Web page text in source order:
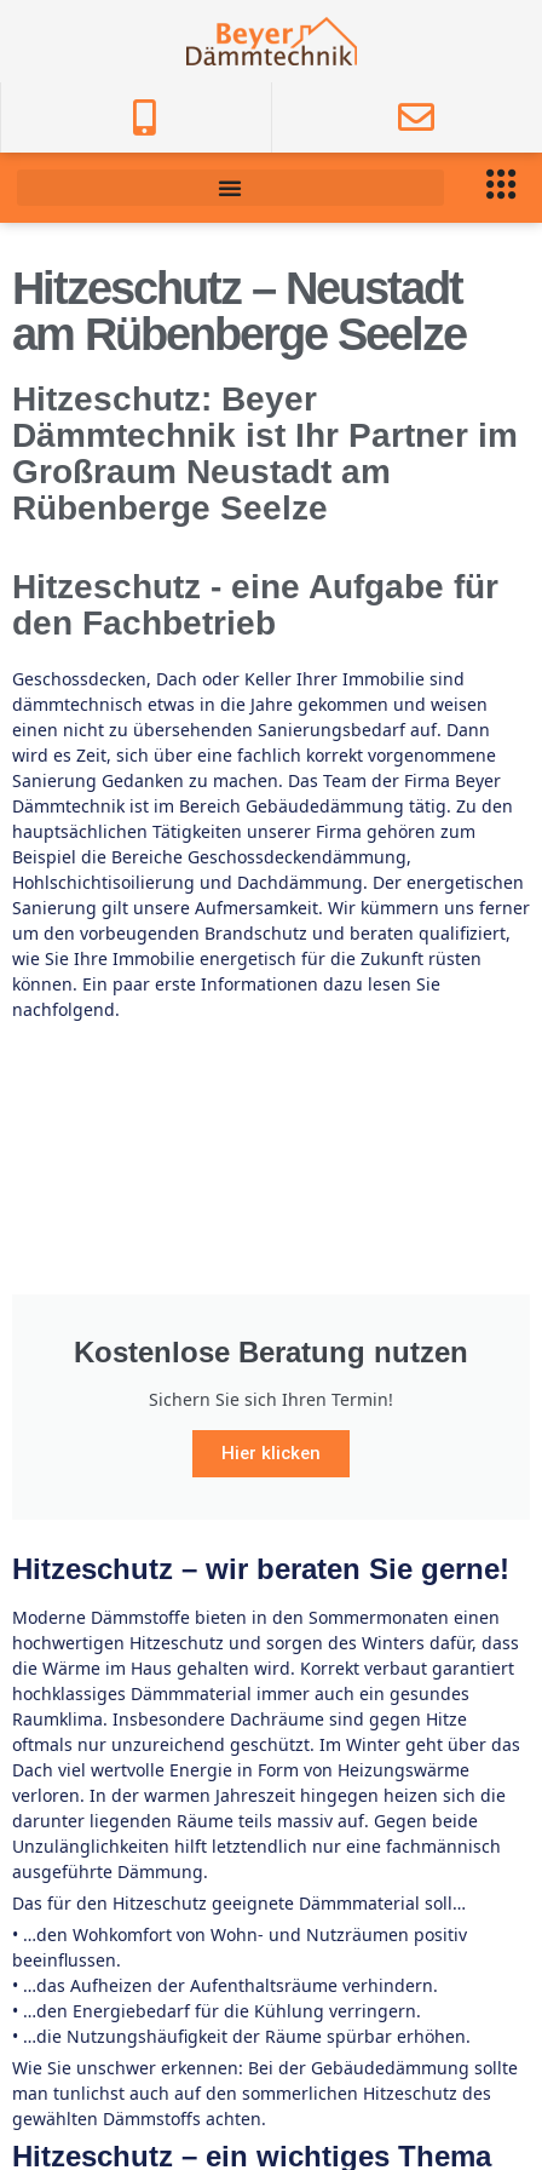
Hitzeschutz – Neustadt
am Rübenberge Seelze
Hitzeschutz: Beyer
Dämmtechnik ist Ihr Partner im
Großraum Neustadt am
Rübenberge Seelze
Hitzeschutz - eine Aufgabe für
den Fachbetrieb
Geschossdecken, Dach oder Keller Ihrer Immobilie sind
dämmtechnisch etwas in die Jahre gekommen und weisen
einen nicht zu übersehenden Sanierungsbedarf auf. Dann
wird es Zeit, sich über eine fachlich korrekt vorgenommene
Sanierung Gedanken zu machen. Das Team der Firma Beyer
Dämmtechnik ist im Bereich Gebäudedämmung tätig. Zu den
hauptsächlichen Tätigkeiten unserer Firma gehören zum
Beispiel die Bereiche Geschossdeckendämmung,
Hohlschichtisoilierung und Dachdämmung. Der energetischen
Sanierung gilt unsere Aufmersamkeit. Wir kümmern uns ferner
um den vorbeugenden Brandschutz und beraten qualifiziert,
wie Sie Ihre Immobilie energetisch für die Zukunft rüsten
können. Ein paar erste Informationen dazu lesen Sie
nachfolgend.
Kostenlose Beratung nutzen
Sichern Sie sich Ihren Termin!
Hier klicken
Hitzeschutz – wir beraten Sie gerne!
Moderne Dämmstoffe bieten in den Sommermonaten einen
hochwertigen Hitzeschutz und sorgen des Winters dafür, dass
die Wärme im Haus gehalten wird. Korrekt verbaut garantiert
hochklassiges Dämmmaterial immer auch ein gesundes
Raumklima. Insbesondere Dachräume sind gegen Hitze
oftmals nur unzureichend geschützt. Im Winter geht über das
Dach viel wertvolle Energie in Form von Heizungswärme
verloren. In der warmen Jahreszeit hingegen heizen sich die
darunter liegenden Räume teils massiv auf. Gegen beide
Unzulänglichkeiten hilft letztendlich nur eine fachmännisch
ausgeführte Dämmung.
Das für den Hitzeschutz geeignete Dämmmaterial soll…
• …den Wohkomfort von Wohn- und Nutzräumen positiv
beeinflussen.
• …das Aufheizen der Aufenthaltsräume verhindern.
• …den Energiebedarf für die Kühlung verringern.
• …die Nutzungshäufigkeit der Räume spürbar erhöhen.
Wie Sie unschwer erkennen: Bei der Gebäudedämmung sollte
man tunlichst auch auf den sommerlichen Hitzeschutz des
gewählten Dämmstoffs achten.
Hitzeschutz – ein wichtiges Thema